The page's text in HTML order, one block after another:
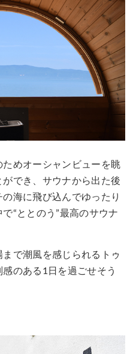
めオーシャンビューを眺
でき、サウナから出た後
海に飛び込んでゆったり
“ととのう”最高のサウナ
で潮風を感じられるトゥ
のある1日を過ごせそう